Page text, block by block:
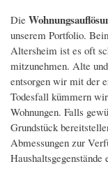
Die
unserem Portfolio.
Altersheim ist es oft
mitzunehmen. Alte
entsorgen wir mit der
Todesfall kümmern
Wohnungen. Falls
Grundstück
Abmessungen zur
Haushaltsgegenstände